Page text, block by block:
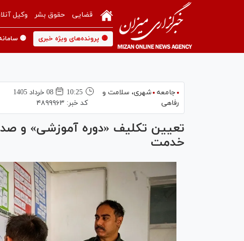
قضایی حقوق بشر وکیل
🟡 پرونده‌های ویژه خبری 🟡
جامعه شهری،‌ سلامت و
رفاهی
10:25
08 خرداد 1405
کد خبر: ۴۸۹۹۹۶۳
تعیین تکلیف «دوره آموزشی» و
خدمت